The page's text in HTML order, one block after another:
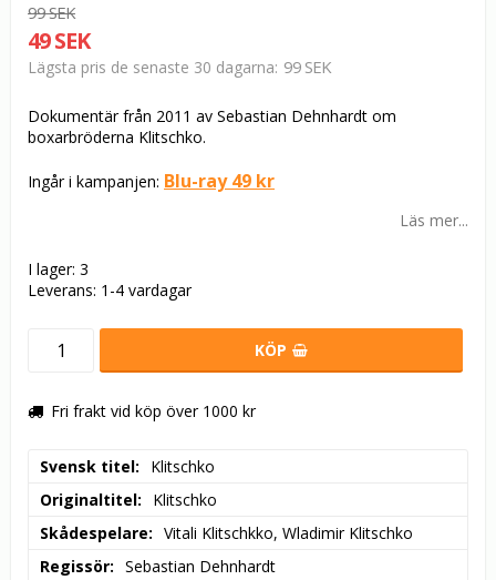
99 SEK
49 SEK
Lägsta pris de senaste 30 dagarna 99 SEK
Dokumentär från 2011 av Sebastian Dehnhardt om
boxarbröderna Klitschko.
Ingår i kampanjen: Blu-ray 49 kr
Läs mer...
I lager: 3
Leverans: 1-4 vardagar
KÖP
Fri frakt vid köp över 1000 kr
Svensk titel
Klitschko
Originaltitel
Klitschko
Skådespelare
Vitali Klitschkko, Wladimir Klitschko
Regissör
Sebastian Dehnhardt